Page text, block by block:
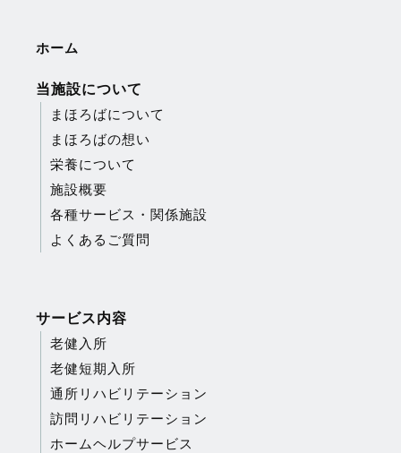
ホーム
当施設について
まほろばについて
まほろばの想い
栄養について
施設概要
各種サービス・関係施設
よくあるご質問
サービス内容
老健入所
老健短期入所
通所リハビリテーション
訪問リハビリテーション
ホームヘルプサービス